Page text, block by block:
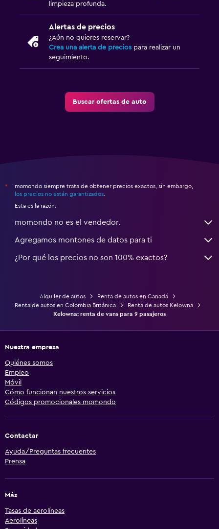
limpieza profunda.
Alertas de precios
¿Aún no quieres reservar?
Crea una alerta de precios para realizar un
seguimiento.
Buscar ofertas de auto
*
momondo siempre trata de obtener precios exactos, sin embargo,
los precios no están garantizados.
Esta es la razón:
momondo no es el vendedor.
Agregamos montones de datos para ti
¿Por qué los precios no son 100% exactos?
Alquiler de autos
Renta de autos en Canadá
Renta de autos en Colombia Británica
Renta de autos Kelowna
Kelowna: renta de vans para 9 pasajeros
Nuestra empresa
Quiénes somos
Empleo
Móvil
Cómo funcionan nuestros servicios
Códigos promocionales momondo
Contactar
Ayuda/Preguntas frecuentes
Prensa
Más
Tasas de aerolíneas
Aerolíneas